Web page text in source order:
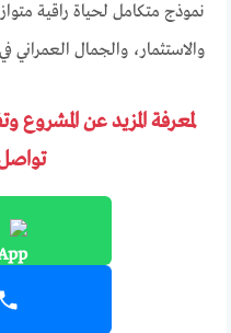
نموذج متكامل لحياة راقية
والاستثمار، والجمال العمراني
لمعرفة المزيد عن